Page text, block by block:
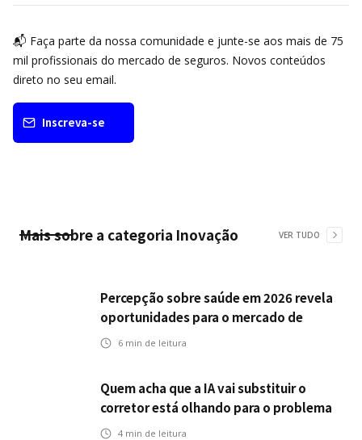
📬 Faça parte da nossa comunidade e junte-se aos mais de 75
mil profissionais do mercado de seguros. Novos conteúdos
direto no seu email.
Inscreva-se
Mais sobre a categoria Inovação VER TUDO
Percepção sobre saúde em 2026 revela
oportunidades para o mercado de
seguros ampliar cobertura e prevenção
6 min de leitura
Quem acha que a IA vai substituir o
corretor está olhando para o problema
errado
4 min de leitura